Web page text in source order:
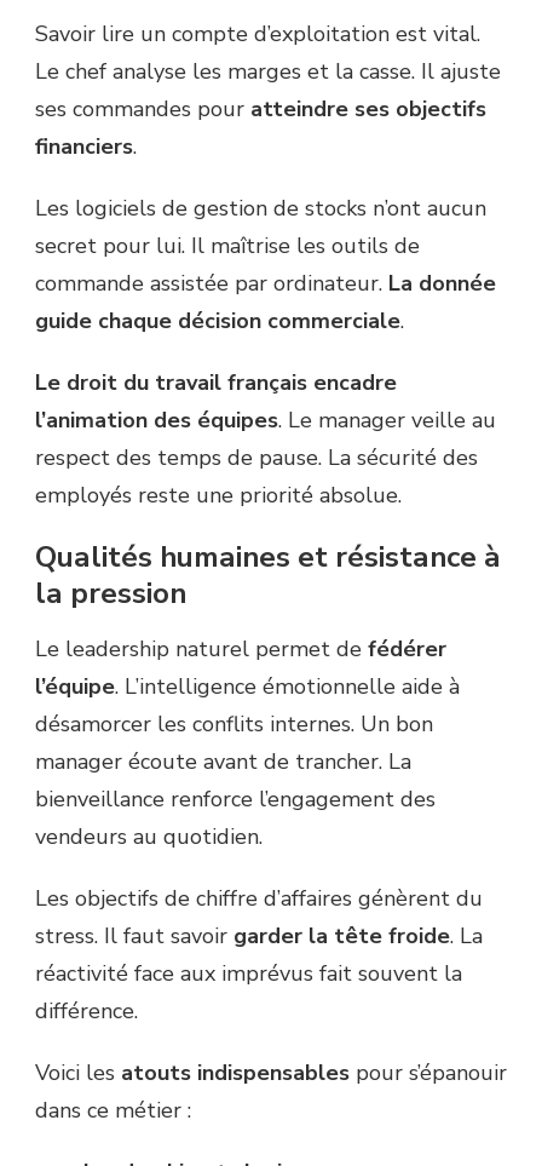
Savoir lire un compte d’exploitation est vital.
Le chef analyse les marges et la casse. Il ajuste
ses commandes pour atteindre ses objectifs
financiers.
Les logiciels de gestion de stocks n’ont aucun
secret pour lui. Il maîtrise les outils de
commande assistée par ordinateur. La donnée
guide chaque décision commerciale.
Le droit du travail français encadre
l’animation des équipes. Le manager veille au
respect des temps de pause. La sécurité des
employés reste une priorité absolue.
Qualités humaines et résistance à
la pression
Le leadership naturel permet de fédérer
l’équipe. L’intelligence émotionnelle aide à
désamorcer les conflits internes. Un bon
manager écoute avant de trancher. La
bienveillance renforce l’engagement des
vendeurs au quotidien.
Les objectifs de chiffre d’affaires génèrent du
stress. Il faut savoir garder la tête froide. La
réactivité face aux imprévus fait souvent la
différence.
Voici les atouts indispensables pour s’épanouir
dans ce métier :